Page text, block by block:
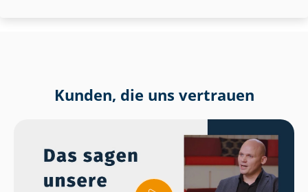
Kunden, die uns vertrauen